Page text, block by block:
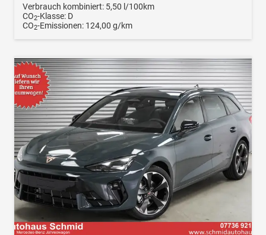
Verbrauch kombiniert: 5,50 l/100km
CO2-Klasse: D
CO2-Emissionen: 124,00 g/km